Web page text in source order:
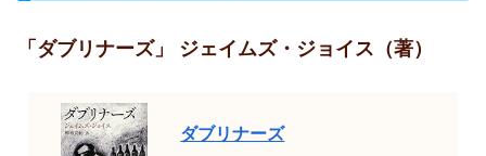
「ダブリナーズ」 ジェイムズ・ジョイス（著）
ダブリナーズ